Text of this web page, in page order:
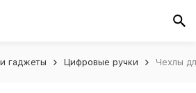
гаджеты Цифровые ручки Чехлы